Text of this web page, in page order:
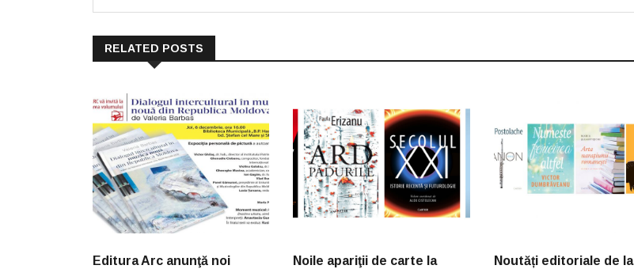
RELATED POSTS
Editura Arc anunţă noi
Noile apariţii de carte la
Noutăți editoriale de la